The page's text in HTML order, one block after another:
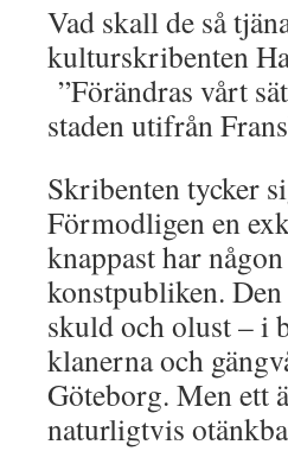
Vad skall de så
kulturskribenten
”Förändras vårt
staden utifrån
Skribenten tycker
Förmodligen en
knappast har
konstpubliken.
skuld och olust – i
klanerna och
Göteborg. Men ett
naturligtvis